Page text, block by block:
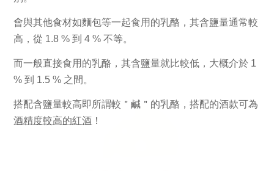
會與其他食材如麵包等一起食用的乳酪，其含鹽量通常較
高，從 1.8 %到4 %不等。
而一般直接食用的乳酪，其含鹽量就比較低，大概介於 1
%到 1.5 % 之間。
搭配含鹽量較高即所謂較＂鹹＂ 的乳酪，搭配的酒款可為
酒精度較高的紅酒 ！